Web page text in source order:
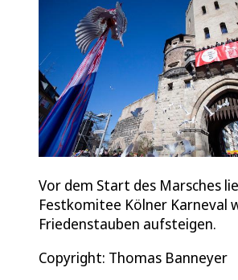
Vor dem Start des Marsches
Festkomitee Kölner Karneval
Friedenstauben aufsteigen.
Copyright: Thomas Banneyer